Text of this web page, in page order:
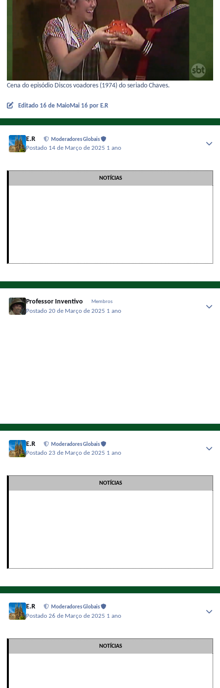
Cena do episódio Discos voadores (1974) do seriado Chaves.
Editado 16 de MaioMai 16por E.R
E.R Moderadores Globais
Postado 14 de Março de 2025 1 ano
NOTÍCIAS
Professor Inventivo Membros
Postado20 de Março de 2025 1 ano
E.R Moderadores Globais
Postado23 de Março de 2025 1 ano
NOTÍCIAS
E.R Moderadores Globais
Postado26 de Março de 2025 1 ano
NOTÍCIAS